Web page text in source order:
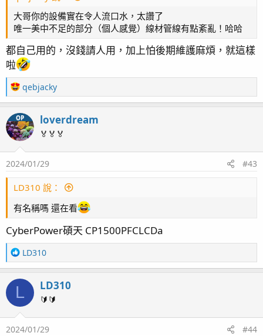
2023/06/02 完成了天花板鑽孔，主燈懸掛完成，委託小
薰哥哥工作室訂做好的造景石也入缸，正式放RO水混鹽
測試
2023/06/03 不斷電系統到了開始安裝及整線
大哥你的設備實在令人流口水，太讚了
唯一美中不足的部分（個人感覺）線材管線有點紊亂！哈哈
都自己用的，沒錢請人用，加上怕後期維護麻煩，就這樣
啦
R
e
c
t
i
o
n
：
qebjacky
OP loverdream
🏅🏅🏅
2024/01/29 #43
LD310 說：
有名稱嗎 還在看
CyberPower碩天 CP1500PFCLCDa
R
e
t
i
o
n
LD310
L LD310
🔰🔰
2024/01/29 #44